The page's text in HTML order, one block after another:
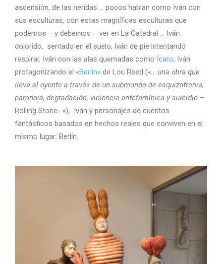
ascensión, de las heridas … pocos hablan como Iván con
sus esculturas, con estas magníficas esculturas que
podemos – y debemos – ver en La Catedral … Iván
dolorido, sentado en el suelo, Iván de pie intentando
respirar, Iván con las alas quemadas como Ícaro, Iván
protagonizando el «Berlín» de Lou Reed («… una obra que
lleva al oyente a través de un submundo de esquizofrenia,
paranoia, degradación, violencia anfetamínica y suicidio –
Rolling Stone- «), Iván y personajes de cuentos
fantásticos basados en hechos reales que conviven en el
mismo lugar: Berlín.